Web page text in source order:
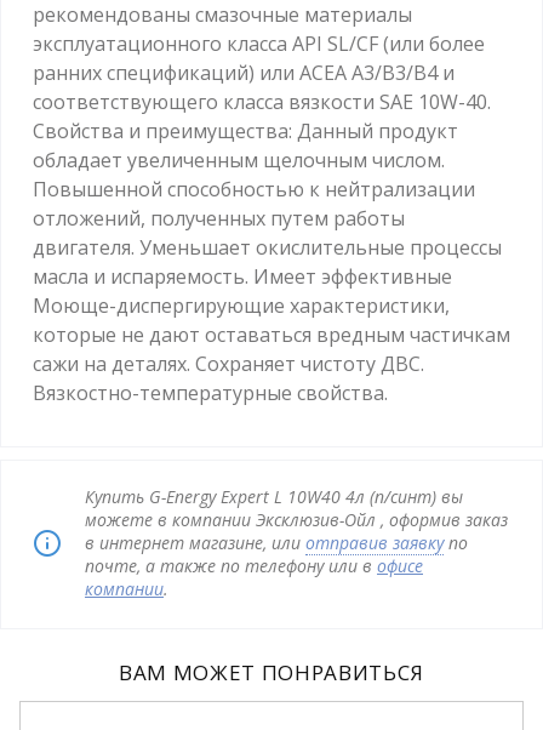
рекомендованы смазочные материалы
эксплуатационного класса API SL/CF (или более
ранних спецификаций) или ACEA A3/B3/B4 и
соответствующего класса вязкости SAE 10W-40.
Свойства и преимущества: Данный продукт
обладает увеличенным щелочным числом.
Повышенной способностью к нейтрализации
отложений, полученных путем работы
двигателя. Уменьшает окислительные процессы
масла и испаряемость. Имеет эффективные
Моюще-диспергирующие характеристики,
которые не дают оставаться вредным частичкам
сажи на деталях. Сохраняет чистоту ДВС.
Вязкостно-температурные свойства.
Купить G-Energy Expert L 10W40 4л (п/синт) вы
можете в компании Эксклюзив-Ойл , оформив заказ
в интернет магазине, или отправив заявкупо
почте, а также по телефону или в офисе
компании.
ВАМ МОЖЕТ ПОНРАВИТЬСЯ